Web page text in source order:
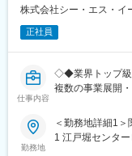
※個人での常駐先
能性があります。
※プロジェクトの
スクラウドの開
発となります。
<開発環境>
・言語：Java、
・フレームワー
株式会社シー・エス・イ
正社員
仕事内容
◇◆業界トップ級
複数の事業展開
風通しの良い社
勤務地
＜勤務地詳細1
1 江戸堀センタ